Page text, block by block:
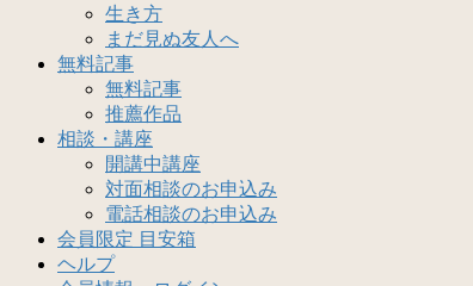
生き方
まだ見ぬ友人へ
無料記事
無料記事
推薦作品
相談・講座
開講中講座
対面相談のお申込み
電話相談のお申込み
会員限定 目安箱
ヘルプ